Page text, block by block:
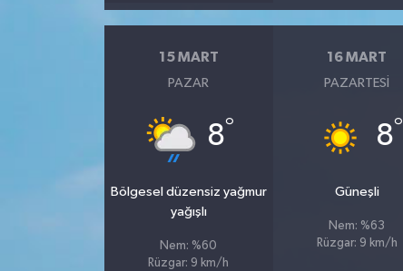
15 MART
PAZAR
8°
Bölgesel düzensiz yağmur
yağışlı
Nem: %60
Rüzgar: 9 km/h
16 MART
PAZARTESI
8°
Güneşli
Nem: %63
Rüzgar: 9 km/h